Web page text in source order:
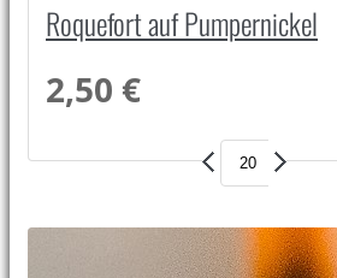
Roquefort auf Pumpernickel
2,50 €